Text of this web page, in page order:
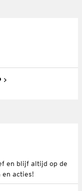
en blijf altijd op de
en acties!